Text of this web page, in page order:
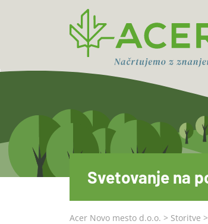
Svetovanje na
Acer Novo mesto d.o.o. > Storitve >